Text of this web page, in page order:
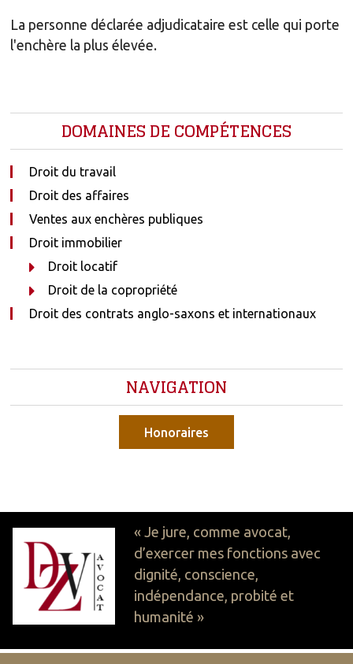
La personne déclarée adjudicataire est celle qui porte
l'enchère la plus élevée.
DOMAINES DE COMPÉTENCES
Droit du travail
Droit des affaires
Ventes aux enchères publiques
Droit immobilier
Droit locatif
Droit de la copropriété
Droit des contrats anglo-saxons et internationaux
NAVIGATION
Honoraires
« Je jure, comme avocat,
d’exercer mes fonctions avec
dignité, conscience,
indépendance, probité et
humanité »